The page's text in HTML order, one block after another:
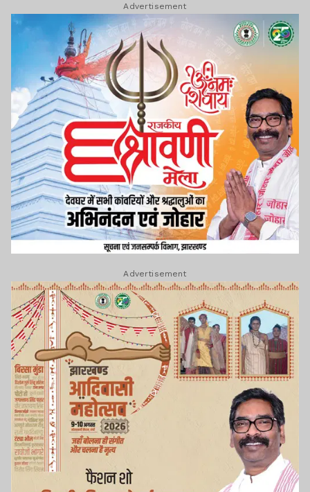
Advertisement
Advertisement